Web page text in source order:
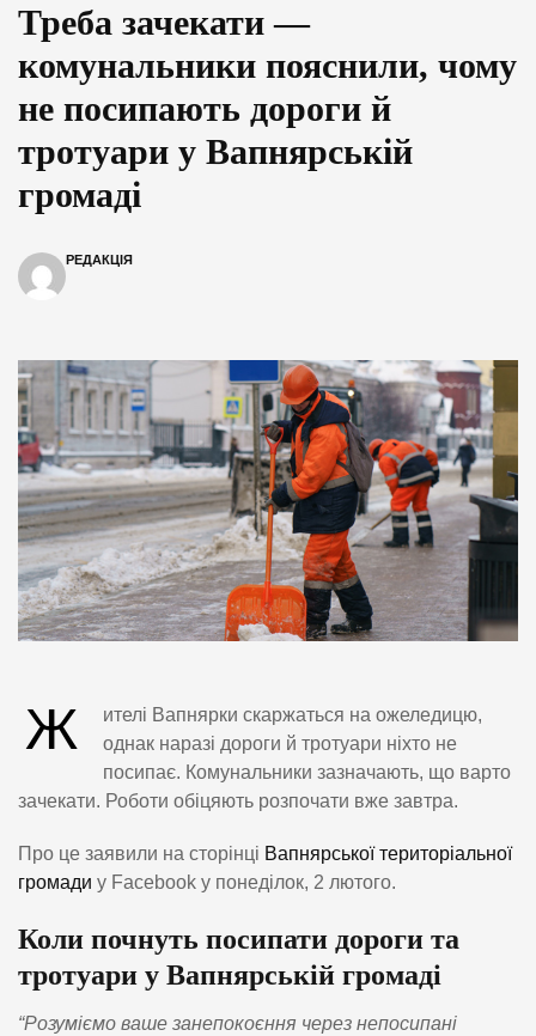
Треба зачекати —
комунальники пояснили, чому
не посипають дороги й
тротуари у Вапнярській
громаді
РЕДАКЦІЯ
Ж
ителі Вапнярки скаржаться на ожеледицю,
однак наразі дороги й тротуари ніхто не
посипає. Комунальники зазначають, що варто
зачекати. Роботи обіцяють розпочати вже завтра.
Про це заявили на сторінці Вапнярської територіальної
громади у Facebook у понеділок, 2 лютого.
Коли почнуть посипати дороги та
тротуари у Вапнярській громаді
“Розуміємо ваше занепокоєння через непосипані